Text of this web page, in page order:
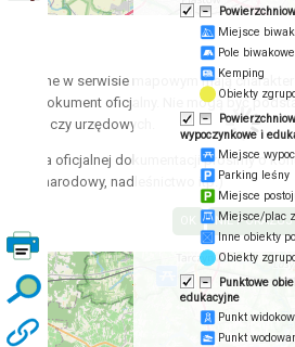
Miejsce
Pole biwakowe
Kemping
Obiekty
wypoczynkowe i
Miejsce
Parking leśny
Miejsce
Miejsce/plac
Inne obiekty
Obiekty
Punktowe
edukacyjne
Punkt
Punkt
w serwisie mapowym mają
jako dokument oficjalny. Nie mogą być
czy urzędowych.
oficjalnej dokumentacji prosimy o
park narodowy, nadleśnictwo itp.)